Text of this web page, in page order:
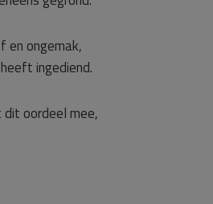
en ongemak,
ingediend.
dit oordeel mee,